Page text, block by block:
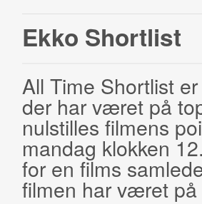
Ekko Shortlist
All Time Shortlist
der har været på
nulstilles filmens
mandag klokken
for en films
filmen har været på